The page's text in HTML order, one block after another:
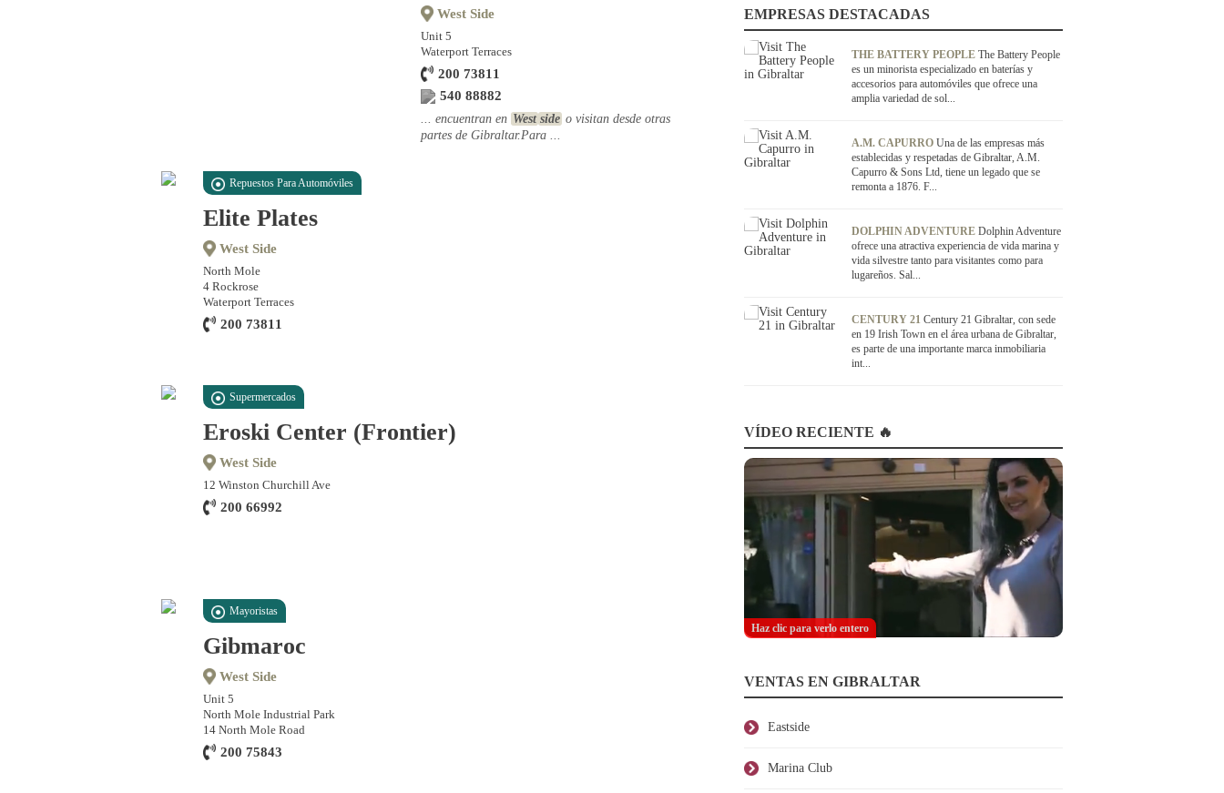
EMPRESAS DESTACADAS
THE BATTERY PEOPLE The Battery People
es un minorista especializado en baterías y
accesorios para automóviles que ofrece una
amplia variedad de sol...
A.M. CAPURRO Una de las empresas más
establecidas y respetadas de Gibraltar, A.M.
Capurro & Sons Ltd, tiene un legado que se
remonta a 1876. F...
DOLPHIN ADVENTURE Dolphin Adventure
ofrece una atractiva experiencia de vida marina y
vida silvestre tanto para visitantes como para
lugareños. Sal...
CENTURY 21 Century 21 Gibraltar, con sede
en 19 Irish Town en el área urbana de Gibraltar,
es parte de una importante marca inmobiliaria
int...
VÍDEO RECIENTE 🔥
Haz clic para verlo entero
VENTAS EN GIBRALTAR
Eastside
Marina Club
West Side
Unit 5
Waterport Terraces
200 73811
540 88882
... encuentran en West side o visitan desde otras
partes de Gibraltar.Para ...
Repuestos Para Automóviles
Elite Plates
West Side
North Mole
4 Rockrose
Waterport Terraces
200 73811
Supermercados
Eroski Center (Frontier)
West Side
12 Winston Churchill Ave
200 66992
Mayoristas
Gibmaroc
West Side
Unit 5
North Mole Industrial Park
14 North Mole Road
200 75843